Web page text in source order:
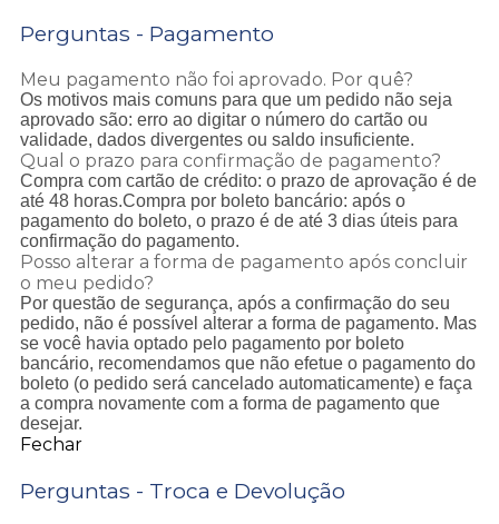
Perguntas - Pagamento
Meu pagamento não foi aprovado. Por quê?
Os motivos mais comuns para que um pedido não seja
aprovado são: erro ao digitar o número do cartão ou
validade, dados divergentes ou saldo insuficiente.
Qual o prazo para confirmação de pagamento?
Compra com cartão de crédito: o prazo de aprovação é de
até 48 horas.Compra por boleto bancário: após o
pagamento do boleto, o prazo é de até 3 dias úteis para
confirmação do pagamento.
Posso alterar a forma de pagamento após concluir
o meu pedido?
Por questão de segurança, após a confirmação do seu
pedido, não é possível alterar a forma de pagamento. Mas
se você havia optado pelo pagamento por boleto
bancário, recomendamos que não efetue o pagamento do
boleto (o pedido será cancelado automaticamente) e faça
a compra novamente com a forma de pagamento que
desejar.
Fechar
Perguntas - Troca e Devolução